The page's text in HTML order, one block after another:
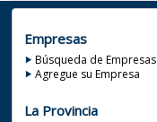
Empresas
Búsqueda de Empresas
Agregue su Empresa
La Provincia